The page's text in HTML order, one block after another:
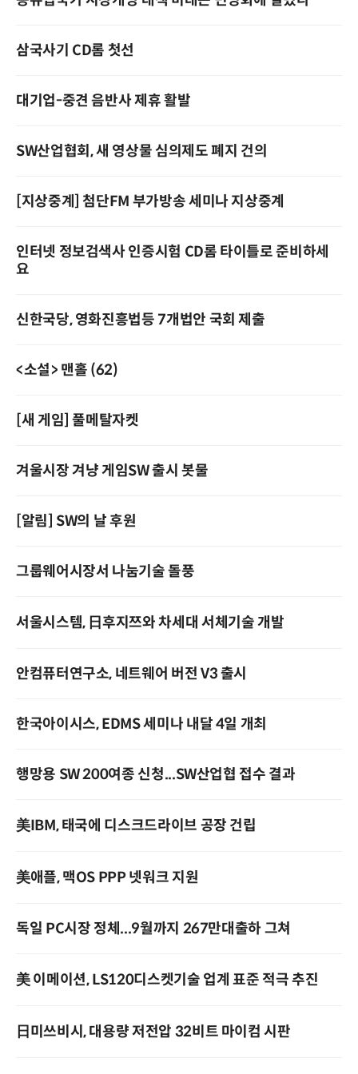
삼국사기 CD롬 첫선
대기업-중견 음반사 제휴 활발
SW산업협회, 새 영상물 심의제도 폐지 건의
[지상중계] 첨단FM 부가방송 세미나 지상중계
인터넷 정보검색사 인증시험 CD롬 타이틀로 준비하세
요
신한국당, 영화진흥법등 7개법안 국회 제출
<소설> 맨홀 (62)
[새 게임] 풀메탈자켓
겨울시장 겨냥 게임SW 출시 봇물
[알림] SW의 날 후원
그룹웨어시장서 나눔기술 돌풍
서울시스템, 日후지쯔와 차세대 서체기술 개발
안컴퓨터연구소, 네트웨어 버전 V3 출시
한국아이시스, EDMS 세미나 내달 4일 개최
행망용 SW 200여종 신청...SW산업협 접수 결과
美IBM, 태국에 디스크드라이브 공장 건립
美애플, 맥OS PPP 넷워크 지원
독일 PC시장 정체...9월까지 267만대출하 그쳐
美 이메이션, LS120디스켓기술 업계 표준 적극 추진
日미쓰비시, 대용량 저전압 32비트 마이컴 시판